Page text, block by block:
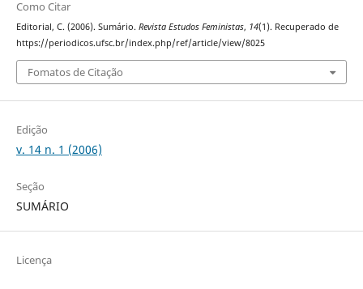
Como Citar
Editorial, C. (2006). Sumário. Revista Estudos Feministas, 14(1). Recuperado de
https://periodicos.ufsc.br/index.php/ref/article/view/8025
Fomatos de Citação
Edição
v. 14 n. 1 (2006)
Seção
SUMÁRIO
Licença